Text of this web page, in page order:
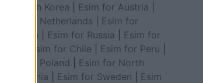
for South Korea
Esim for Austria
Esim for Netherlands
Esim for
Australia
Esim for Russia
Esim for
Esim for Chile Esim for Peru
Esim for Poland
Esim for North
Macedonia
Esim for Sweden
Esim